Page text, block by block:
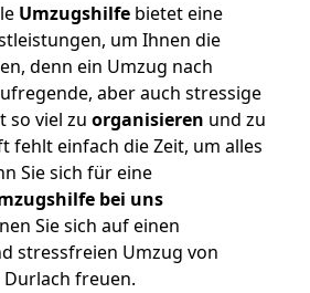
Umzugshilfe bietet eine
um Ihnen die
denn ein Umzug nach
aber auch stressige
so viel zu organisieren und zu
fehlt einfach die Zeit, um alles
Sie sich für eine
bei uns
Sie sich auf einen
stressfreien Umzug von
freuen.